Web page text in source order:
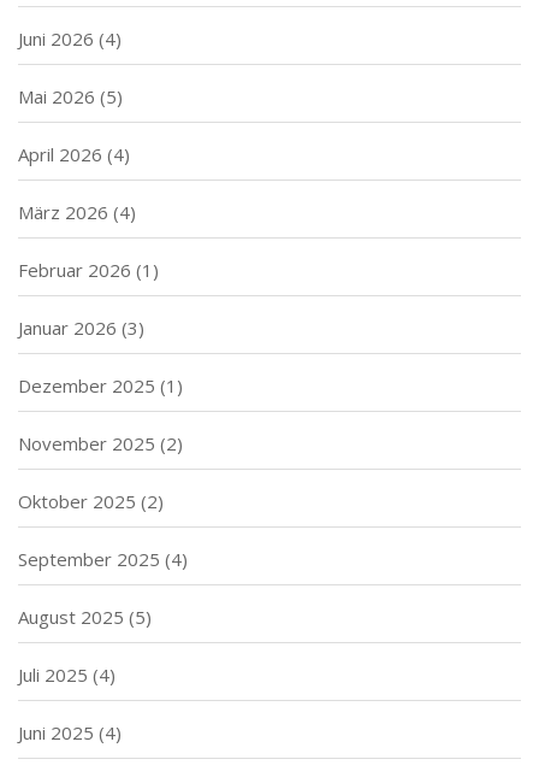
Juni 2026 (4)
Mai 2026 (5)
April 2026 (4)
März 2026 (4)
Februar 2026 (1)
Januar 2026 (3)
Dezember 2025 (1)
November 2025 (2)
Oktober 2025 (2)
September 2025 (4)
August 2025 (5)
Juli 2025 (4)
Juni 2025 (4)